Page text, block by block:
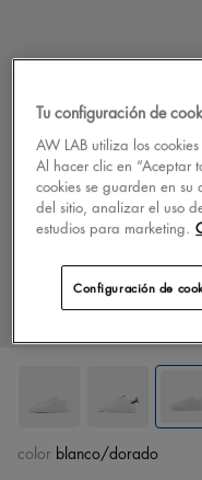
color blanco/dorado
Tu configuración de
AW LAB utiliza los
Al hacer clic en “Aceptar
cookies se guarden en
del sitio, analizar el uso
estudios para marketing.
Configuración de